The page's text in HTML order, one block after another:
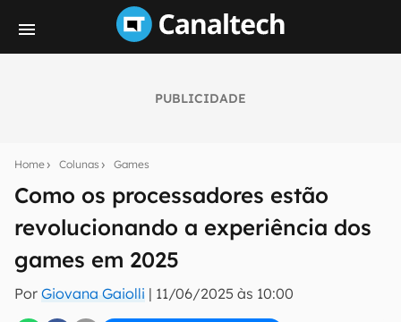
PUBLICIDADE
Home Colunas Games
Como os processadores estão
revolucionando a experiência dos
games em 2025
Por Giovana Gaiolli | 11/06/2025 às 10:00
notícias e reviews sobre tecnologia em primeira
E-mail
inscreva-se